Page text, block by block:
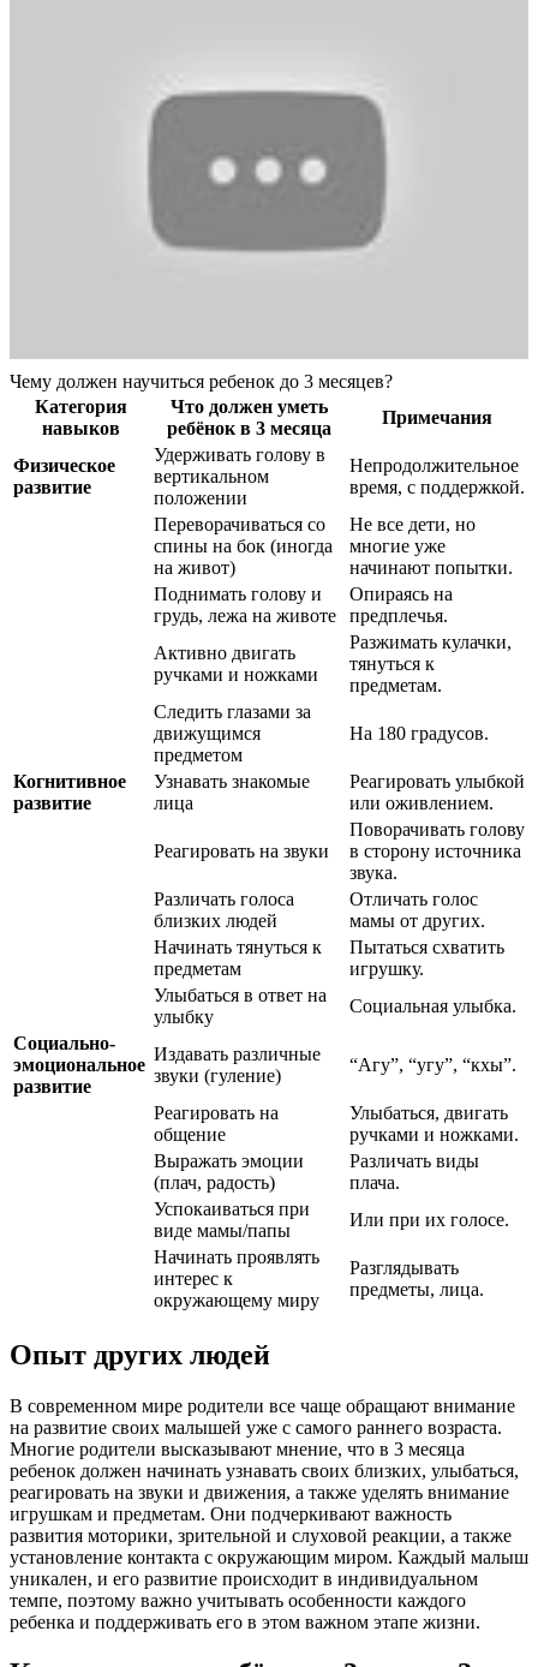
Чему должен научиться ребенок до 3 месяцев?
Категория
навыков
Что должен уметь
ребёнок в 3 месяца
Примечания
Физическое
развитие
Удерживать голову в
вертикальном
положении
Непродолжительное
время, с поддержкой.
Переворачиваться со
спины на бок (иногда
на живот)
Не все дети, но
многие уже
начинают попытки.
Поднимать голову и
грудь, лежа на животе
Опираясь на
предплечья.
Активно двигать
ручками и ножками
Разжимать кулачки,
тянуться к
предметам.
Следить глазами за
движущимся
предметом
На 180 градусов.
Когнитивное
развитие
Узнавать знакомые
лица
Реагировать улыбкой
или оживлением.
Реагировать на звуки
Поворачивать голову
в сторону источника
звука.
Различать голоса
близких людей
Отличать голос
мамы от других.
Начинать тянуться к
предметам
Пытаться схватить
игрушку.
Улыбаться в ответ на
улыбку
Социальная улыбка.
Социально-
эмоциональное
развитие
Издавать различные
звуки (гуление)
“Агу”, “угу”, “кхы”.
Реагировать на
общение
Улыбаться, двигать
ручками и ножками.
Выражать эмоции
(плач, радость)
Различать виды
плача.
Успокаиваться при
виде мамы/папы
Или при их голосе.
Начинать проявлять
интерес к
окружающему миру
Разглядывать
предметы, лица.
Опыт других людей
В современном мире родители все чаще обращают внимание
на развитие своих малышей уже с самого раннего возраста.
Многие родители высказывают мнение, что в 3 месяца
ребенок должен начинать узнавать своих близких, улыбаться,
реагировать на звуки и движения, а также уделять внимание
игрушкам и предметам. Они подчеркивают важность
развития моторики, зрительной и слуховой реакции, а также
установление контакта с окружающим миром. Каждый малыш
уникален, и его развитие происходит в индивидуальном
темпе, поэтому важно учитывать особенности каждого
ребенка и поддерживать его в этом важном этапе жизни.